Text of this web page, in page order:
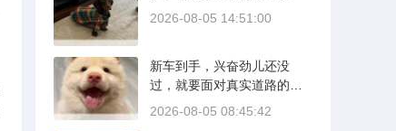
2026-08-05 14:51:00
新车到手，兴奋劲儿还没
过，就要面对真实道路的考
验。新手开新车上路，最怕
2026-08-05 08:45:42